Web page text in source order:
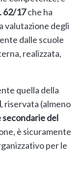
62/17che ha
valutazione degli
dalle scuole
realizzata,
quella della
, riservata (almeno
secondarie del
è sicuramente
per le